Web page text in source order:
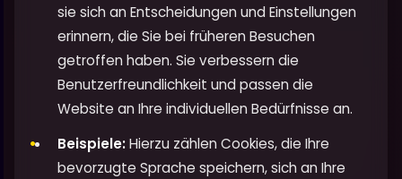
sie sich an Entscheidungen und Einstellungen
erinnern, die Sie bei früheren Besuchen
getroffen haben. Sie verbessern die
Benutzerfreundlichkeit und passen die
Website an Ihre individuellen Bedürfnisse an.
Beispiele:Hierzu zählen Cookies, die Ihre
bevorzugte Sprache speichern, sich an Ihre